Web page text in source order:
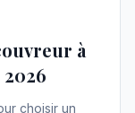
à
choisir un